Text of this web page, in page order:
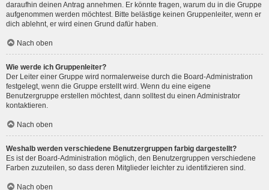
daraufhin deinen Antrag annehmen. Er könnte fragen, warum du in die Gruppe
aufgenommen werden möchtest. Bitte belästige keinen Gruppenleiter, wenn er
dich ablehnt, er wird einen Grund dafür haben.
Nach oben
Wie werde ich Gruppenleiter?
Der Leiter einer Gruppe wird normalerweise durch die Board-Administration
festgelegt, wenn die Gruppe erstellt wird. Wenn du eine eigene
Benutzergruppe erstellen möchtest, dann solltest du einen Administrator
kontaktieren.
Nach oben
Weshalb werden verschiedene Benutzergruppen farbig dargestellt?
Es ist der Board-Administration möglich, den Benutzergruppen verschiedene
Farben zuzuteilen, so dass deren Mitglieder leichter zu identifizieren sind.
Nach oben